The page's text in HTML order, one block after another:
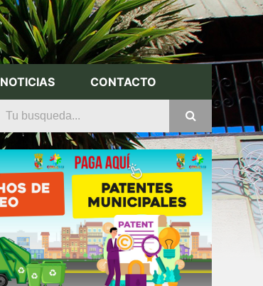
NOTICIAS CONTACTO